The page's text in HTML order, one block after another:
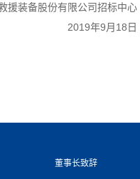
援装备股份有限公司招标中心
2019年9月18日
董事长致辞